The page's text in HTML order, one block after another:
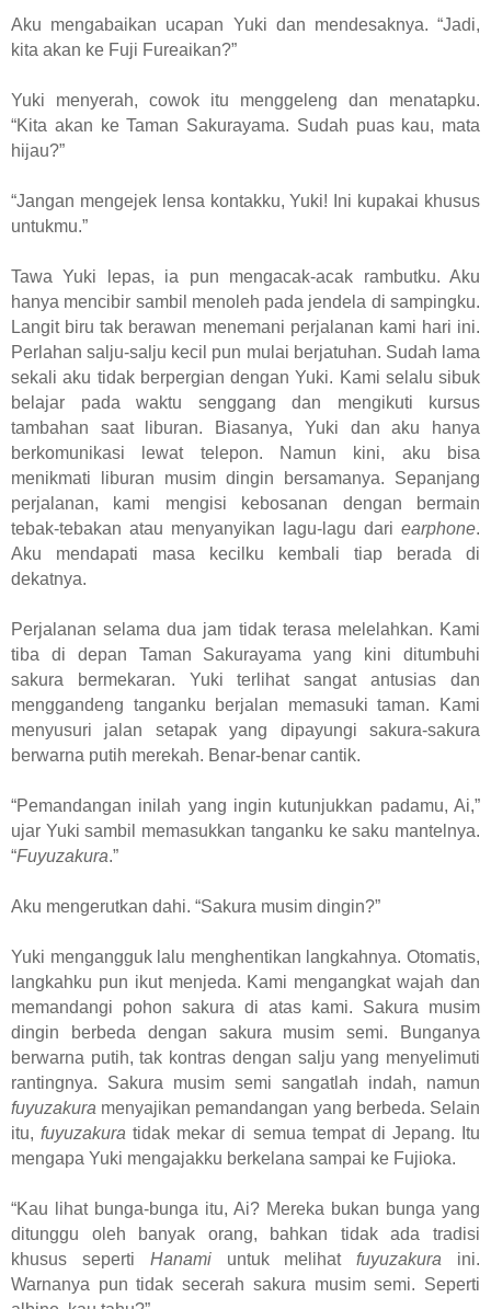
Aku mengabaikan ucapan Yuki dan mendesaknya. “Jadi,
kita akan ke Fuji Fureaikan?”
Yuki menyerah, cowok itu menggeleng dan menatapku.
“Kita akan ke Taman Sakurayama. Sudah puas kau, mata
hijau?”
“Jangan mengejek lensa kontakku, Yuki! Ini kupakai khusus
untukmu.”
Tawa Yuki lepas, ia pun mengacak-acak rambutku. Aku
hanya mencibir sambil menoleh pada jendela di sampingku.
Langit biru tak berawan menemani perjalanan kami hari ini.
Perlahan salju-salju kecil pun mulai berjatuhan. Sudah lama
sekali aku tidak berpergian dengan Yuki. Kami selalu sibuk
belajar pada waktu senggang dan mengikuti kursus
tambahan saat liburan. Biasanya, Yuki dan aku hanya
berkomunikasi lewat telepon. Namun kini, aku bisa
menikmati liburan musim dingin bersamanya. Sepanjang
perjalanan, kami mengisi kebosanan dengan bermain
tebak-tebakan atau menyanyikan lagu-lagu dari earphone.
Aku mendapati masa kecilku kembali tiap berada di
dekatnya.
Perjalanan selama dua jam tidak terasa melelahkan. Kami
tiba di depan Taman Sakurayama yang kini ditumbuhi
sakura bermekaran. Yuki terlihat sangat antusias dan
menggandeng tanganku berjalan memasuki taman. Kami
menyusuri jalan setapak yang dipayungi sakura-sakura
berwarna putih merekah. Benar-benar cantik.
“Pemandangan inilah yang ingin kutunjukkan padamu, Ai,”
ujar Yuki sambil memasukkan tanganku ke saku mantelnya.
“Fuyuzakura.”
Aku mengerutkan dahi. “Sakura musim dingin?”
Yuki mengangguk lalu menghentikan langkahnya. Otomatis,
langkahku pun ikut menjeda. Kami mengangkat wajah dan
memandangi pohon sakura di atas kami. Sakura musim
dingin berbeda dengan sakura musim semi. Bunganya
berwarna putih, tak kontras dengan salju yang menyelimuti
rantingnya. Sakura musim semi sangatlah indah, namun
fuyuzakura menyajikan pemandangan yang berbeda. Selain
itu,fuyuzakura tidak mekar di semua tempat di Jepang. Itu
mengapa Yuki mengajakku berkelana sampai ke Fujioka.
“Kau lihat bunga-bunga itu, Ai? Mereka bukan bunga yang
ditunggu oleh banyak orang, bahkan tidak ada tradisi
khusus seperti Hanamiuntuk melihatfuyuzakura ini.
Warnanya pun tidak secerah sakura musim semi. Seperti